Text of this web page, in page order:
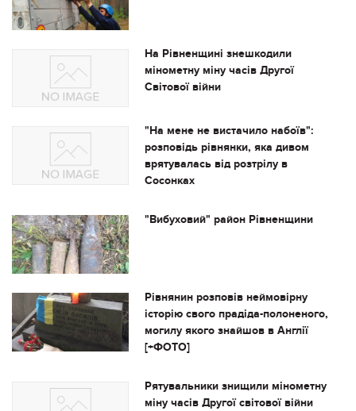
На Рівненщині знешкодили
мінометну міну часів Другої
Світової війни
"На мене не вистачило набоїв":
розповідь рівнянки, яка дивом
врятувалась від розтрілу в
Сосонках
"Вибуховий" район Рівненщини
Рівнянин розповів неймовірну
історію свого прадіда-полоненого,
могилу якого знайшов в Англії
[+ФОТО]
Рятувальники знищили мінометну
міну часів Другої світової війни